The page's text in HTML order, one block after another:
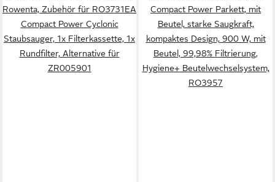
Rowenta, Zubehör für RO3731EA
Compact Power Cyclonic
Staubsauger, 1x Filterkassette, 1x
Rundfilter, Alternative für
ZR005901
Compact Power Parkett, mit
Beutel, starke Saugkraft,
kompaktes Design, 900 W, mit
Beutel, 99,98% Filtrierung,
Hygiene+ Beutelwechselsystem,
RO3957